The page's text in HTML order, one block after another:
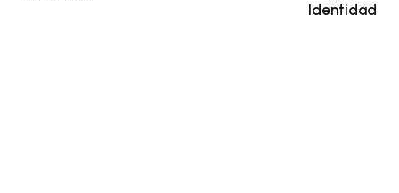
Identidad